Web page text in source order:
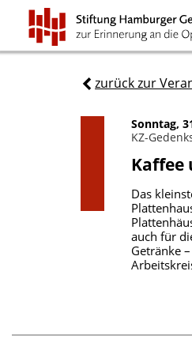
zurück zur
Sonntag,
KZ-
Kaffee
Das
auch für
Getränke